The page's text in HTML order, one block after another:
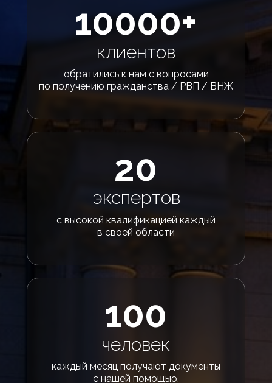
10000+
обратились к нам с вопросами
по получению гражданства / РВП / ВНЖ
клиентов
экспертов
с высокой квалификацией каждый
в своей области
20
человек
каждый месяц получают документы
с нашей помощью.
100